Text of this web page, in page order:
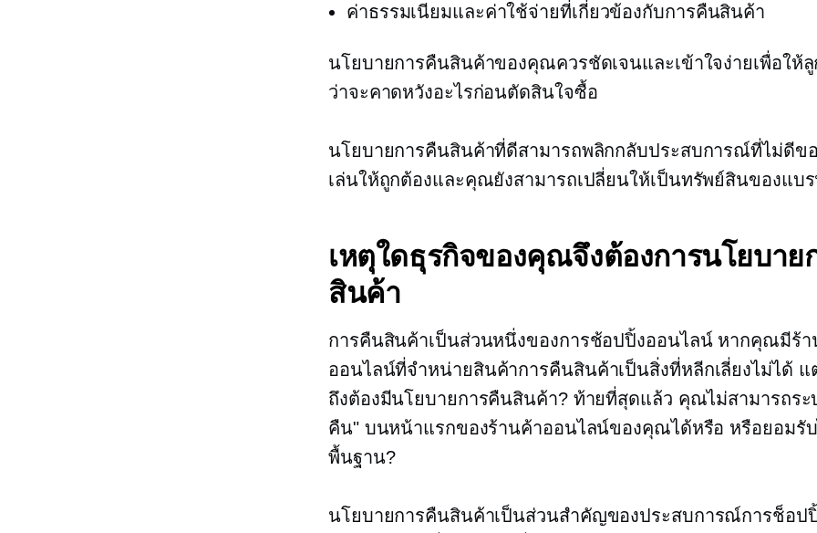
ค่าธรรมเนียมและค่าใช้จ่ายที่เกี่ยวข้องกับการคืนสินค้า
นโยบายการคืนสินค้าของคุณควรชัดเจนและเข้าใจง่ายเพื่อให้
ว่าจะคาดหวังอะไรก่อนตัดสินใจซื้อ
นโยบายการคืนสินค้าที่ดีสามารถพลิกกลับประสบการณ์ที่ไม่ดีข
เล่นให้ถูกต้องและคุณยังสามารถเปลี่ยนให้เป็นทรัพย์สินของแบ
เหตุใดธุรกิจของคุณจึงต้องการนโยบาย
สินค้า
การคืนสินค้าเป็นส่วนหนึ่งของการช้อปปิ้งออนไลน์ หากคุณมีร้า
ออนไลน์ที่จำหน่ายสินค้าการคืนสินค้าเป็นสิ่งที่หลีกเลี่ยงไม่ได้
ถึงต้องมีนโยบายการคืนสินค้า? ท้ายที่สุดแล้ว คุณไม่สามารถระ
คืน" บนหน้าแรกของร้านค้าออนไลน์ของคุณได้หรือ หรือยอมรั
พื้นฐาน?
นโยบายการคืนสินค้าเป็นส่วนสำคัญของประสบการณ์การช็อป